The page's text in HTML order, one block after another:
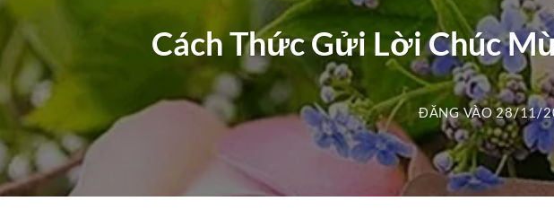
Cách Thức Gửi Lời Chúc
ĐĂNG VÀO28/11/